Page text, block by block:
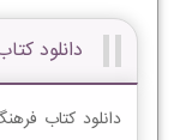
دانلود
دانلود کتاب